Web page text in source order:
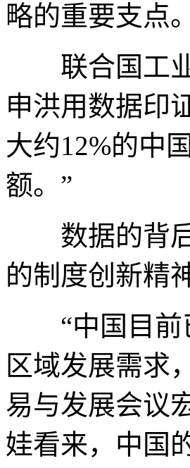
略的重要支点。
联合国工业
申洪用数据印
大约12%的中
额。”
数据的背后
的制度创新精
“中国目前
区域发展需求
易与发展会议
娃看来，中国